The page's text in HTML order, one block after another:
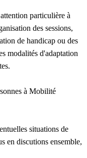
particulière à
des sessions,
de handicap ou des
modalités d'adaptation
à Mobilité
situations de
en discutions ensemble,